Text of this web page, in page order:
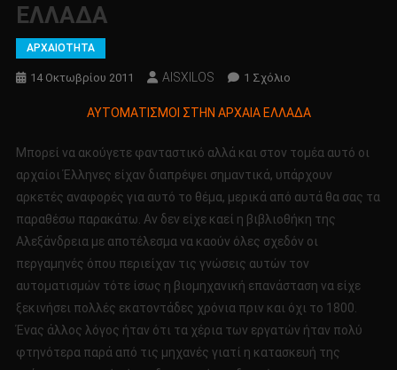
ΕΛΛΑΔΑ
ΑΡΧΑΙΟΤΗΤΑ
14 Οκτωβρίου 2011 AISXILOS 1 ΣχόλιοΣτο
ΣΤΗΝ
ΕΛΛΑΔΑ
ΑΥΤΟΜΑΤΙΣΜΟΙ ΣΤΗΝ ΑΡΧΑΙΑ ΕΛΛΑΔΑ
Μπορεί να ακούγετε φανταστικό αλλά και στον τομέα αυτό οι
αρχαίοι Έλληνες είχαν διαπρέψει σημαντικά, υπάρχουν
αρκετές αναφορές για αυτό το θέμα, μερικά από αυτά θα σας τα
παραθέσω παρακάτω. Αν δεν είχε καεί η βιβλιοθήκη της
Αλεξάνδρεια με αποτέλεσμα να καούν όλες σχεδόν οι
περγαμηνές όπου περιείχαν τις γνώσεις αυτών τον
αυτοματισμών τότε ίσως η βιομηχανική επανάσταση να είχε
ξεκινήσει πολλές εκατοντάδες χρόνια πριν και όχι το 1800.
Ένας άλλος λόγος ήταν ότι τα χέρια των εργατών ήταν πολύ
φτηνότερα παρά από τις μηχανές γιατί η κατασκευή της